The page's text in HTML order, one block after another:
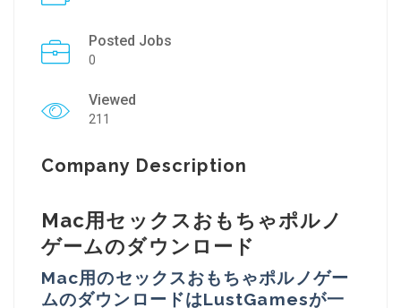
Posted Jobs
0
Viewed
211
Company Description
Mac用セックスおもちゃポルノ
ゲームのダウンロード
Mac用のセックスおもちゃポルノゲー
ムのダウンロードはLustGamesが一